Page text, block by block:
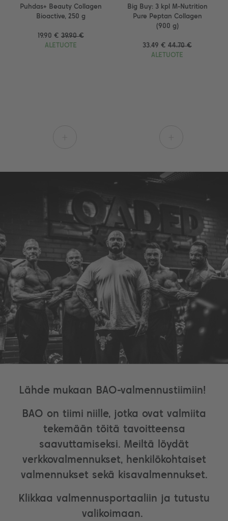
Puhdas+ Beauty Collagen
Bioactive, 250 g
19.90 € 39.90 €
ALETUOTE
Big Buy: 3 kpl M-Nutrition
Pure Peptan Collagen
(900 g)
33.49 € 44.70 €
ALETUOTE
Lähde mukaan BAO-valmennustiimiin!
BAO on tiimi niille, jotka ovat valmiita
tekemään töitä tavoitteensa
saavuttamiseksi. Meiltä löydät
verkkovalmennukset, henkilökohtaiset
valmennukset sekä kisavalmennukset.
Klikkaa valmennusportaaliin ja tutustu
valikoimaan.